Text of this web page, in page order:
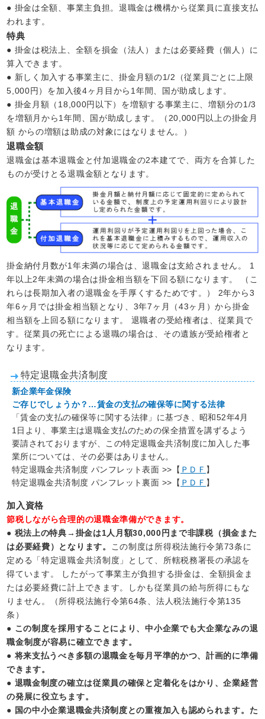
● 掛金は全額、事業主負担。退職金は機構から従業員に直接支払
われます。
特典
● 掛金は税法上、全額を損金（法人）または必要経費（個人）に
算入できます。
● 新しく加入する事業主に、掛金月額の1/2（従業員ごとに上限
5,000円）を加入後4ヶ月目から1年間、国が助成します。
● 掛金月額（18,000円以下）を増額する事業主に、増額分の1/3
を増額月から1年間、国が助成します。（20,000円以上の掛金月
額 からの増額は助成の対象にはなりません。）
退職金額
退職金は基本退職金と付加退職金の2本建てで、両方を合算した
ものが受けとる退職金額となります。
掛金納付月数が1年未満の場合は、退職金は支給されません。 1
年以上2年未満の場合は掛金相当額を下回る額になります。 （こ
れらは長期加入者の退職金を手厚くするためです。） 2年から3
年6ヶ月では掛金相当額となり、3年7ヶ月（43ヶ月）から掛金
相当額を上回る額になります。 退職者の受給権者は、従業員で
す。従業員の死亡による退職の場合は、その遺族が受給権者と
なります。
特定退職金共済制度
新企業年金保険
ご存じでしょうか？…賃金の支払の確保等に関する法律
「賃金の支払の確保等に関する法律」に基づき、昭和52年4月
1日より、事業主は退職金支払のための保全措置を講ずるよう
要請されておりますが、この特定退職金共済制度に加入した事
業所については、その必要はありません。
特定退職金共済制度 パンフレット表面 >>【 ＰＤＦ 】
特定退職金共済制度 パンフレット裏面 >>【 ＰＤＦ 】
加入資格
節税しながら合理的の退職金準備ができます。
● 税法上の特典→掛金は1人月額30,000円まで非課税（損金また
は必要経費）となります。
この制度は所得税法施行令第73条に
定める「特定退職金共済制度」として、所轄税務署長の承認を
得ています。 したがって事業主が負担する掛金は、全額損金ま
たは必要経費に計上できます。しかも従業員の給与所得にもな
りません。（所得税法施行令第64条、法人税法施行令第135
条）
● この制度を採用することにより、中小企業でも大企業なみの退
職金制度が容易に確立できます。
● 将来支払うべき多額の退職金を毎月平準的かつ、計画的に準備
できます。
● 退職金制度の確立は従業員の確保と定着化をはかり、企業経営
の発展に役立ちます。
● 国の中小企業退職金共済制度との重複加入も認められます。た